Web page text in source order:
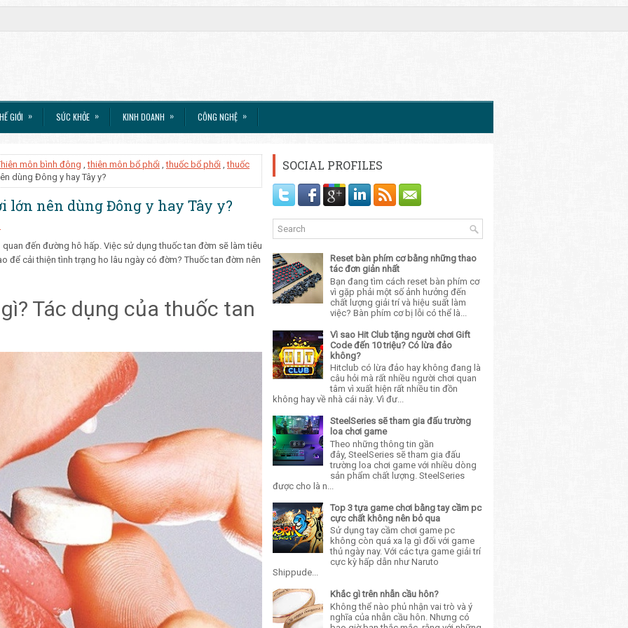
GIỚI » SỨC KHỎE » KINH DOANH » CÔNG NGHỆ »
môn bình đông ,thiên môn bổ phổi ,thuốc bổ phổi ,thuốc
dùng Đông y hay Tây y?
lớn nên dùng Đông y hay Tây y?
đến đường hô hấp. Việc sử dụng thuốc tan đờm sẽ làm tiêu
để cải thiện tình trạng ho lâu ngày có đờm? Thuốc tan đờm nên
Tác dụng của thuốc tan
SOCIAL PROFILES
Reset bàn phím cơ bằng những thao
tác đơn giản nhất
Bạn đang tìm cách reset bàn phím cơ
vì gặp phải một số ảnh hưởng đến
chất lượng giải trí và hiệu suất làm
việc? Bàn phím cơ bị lỗi có thể là...
Vì sao Hit Club tặng người chơi Gift
Code đến 10 triệu? Có lừa đảo
không?
Hitclub có lừa đảo hay không đang là
câu hỏi mà rất nhiều người chơi quan
tâm vì xuất hiện rất nhiều tin đồn
không hay về nhà cái này. Vì đư...
SteelSeries sẽ tham gia đấu trường
loa chơi game
Theo những thông tin gần
đây, SteelSeries sẽ tham gia đấu
trường loa chơi game với nhiều dòng
sản phẩm chất lượng. SteelSeries
được cho là n...
Top 3 tựa game chơi bằng tay cầm pc
cực chất không nên bỏ qua
Sử dụng tay cầm chơi game pc
không còn quá xa lạ gì đối với game
thủ ngày nay. Với các tựa game giải trí
cực kỳ hấp dẫn như Naruto
Shippude...
Khắc gì trên nhẫn cầu hôn?
Không thể nào phủ nhận vai trò và ý
nghĩa của nhẫn cầu hôn. Nhưng có